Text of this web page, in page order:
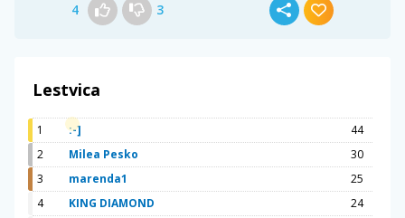
4 3
Lestvica
1 :-]
44
2
Milea Pesko
30
3
marenda1
25
4
KING DIAMOND
24